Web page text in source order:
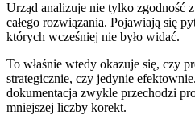
Urząd analizuje nie tylko zgodność
całego rozwiązania. Pojawiają się
których wcześniej nie było widać.
To właśnie wtedy okazuje się, czy
strategicznie, czy jedynie
dokumentacja zwykle przechodzi
mniejszej liczby korekt.